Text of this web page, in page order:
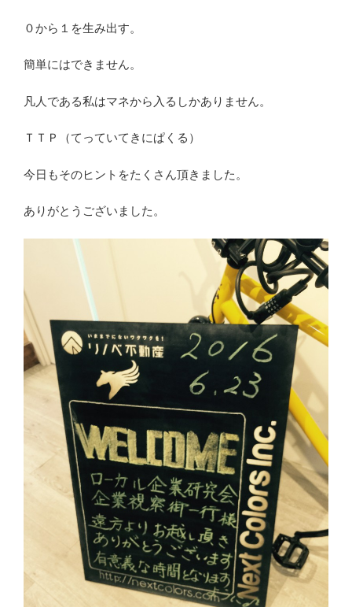
０から１を生み出す。
簡単にはできません。
凡人である私はマネから入るしかありません。
ＴＴＰ（てっていてきにぱくる）
今日もそのヒントをたくさん頂きました。
ありがとうございました。